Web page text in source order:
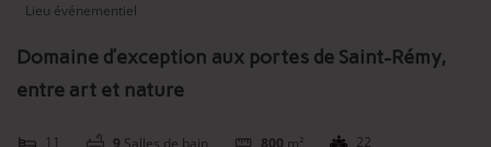
Lieu événementiel
Domaine d’exception aux portes de Saint-Rémy,
entre art et nature
11 9 Salles de bain 800 m²
22